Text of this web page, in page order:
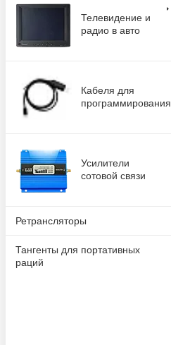
Телевидение и
радио в авто
Кабеля для
программирования
Усилители
сотовой связи
Ретрансляторы
Тангенты для портативных
раций